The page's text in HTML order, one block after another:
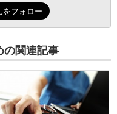
の関連記事